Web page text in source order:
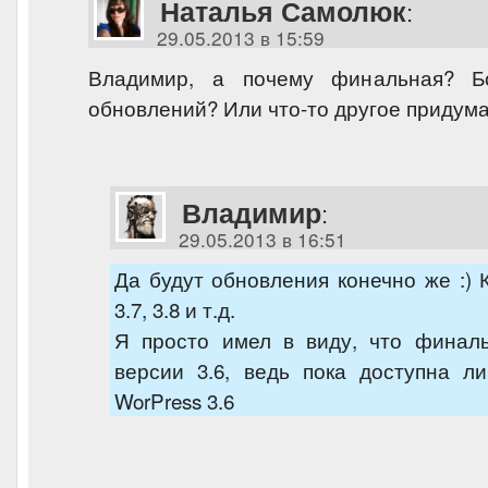
Наталья Самолюк:
29.05.2013 в 15:59
Владимир, а почему финальная?
обновлений? Или что-то другое
Владимир:
29.05.2013 в 16:51
Да будут обновления конечно же :)
3.7, 3.8 и т.д.
Я просто имел в виду, что
версии 3.6, ведь пока доступна
WorPress 3.6